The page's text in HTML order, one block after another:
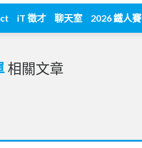
iT 徵才 聊天室 2026 鐵人賽
相關文章